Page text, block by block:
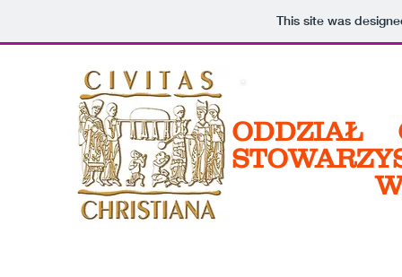
This site was
ODDZIAŁ
W